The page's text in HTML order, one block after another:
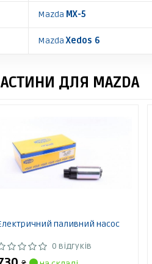
Mazda MX-5
Mazda Xedos 6
ДЛЯ MAZDA
паливний насос
0 відгуків